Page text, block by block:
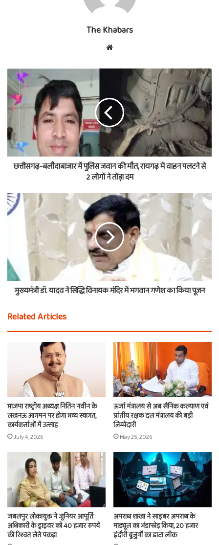
The Khabars
Website
छत्तीसगढ़-बलौदाबाजार में पुलिस जवान की मौत, रायगढ़ में वाहन पलटने से
2 लोगों ने तोड़ा दम
मुख्यमंत्री डॉ. यादव ने सिद्धि विनायक मंदिर में भगवान गणेश का किया पूजन
Related Articles
भाजपा राष्ट्रीय अध्यक्ष नितिन नवीन के
लखनऊ आगमन पर होगा भव्य स्वागत,
कार्यकर्ताओं में उत्साह
July 4, 2026
ऊर्जा मंत्रालय से अब सैनिक कल्याण एवं
प्रांतीय रक्षक दल मंत्रालय की बड़ी
जिम्मेदारी
May 25, 2026
जबलपुर लोकायुक्त ने जूनियर आपूर्ति
अधिकारी के ड्राइवर को 40 हजार रुपये
की रिश्वत लेते पकड़ा
अपराध शाखा ने साइबर अपराध के
माड्यूल का भंडाफोड़ किया, 20 हजार
इंदौरी बुजुर्गों का डाटा लीक